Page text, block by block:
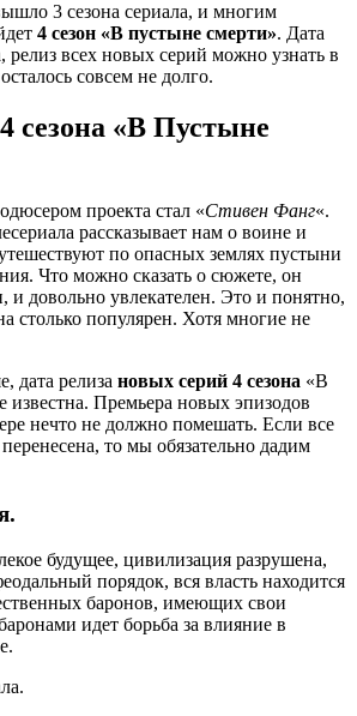
3 сезона сериала, и многим
4 сезон «В пустыне смерти». Дата
релиз всех новых серий можно узнать в
совсем не долго.
сезона «В Пустыне
проекта стал «Стивен Фанг«.
рассказывает нам о воине и
по опасных землях пустыни
Что можно сказать о сюжете, он
и довольно увлекателен. Это и понятно,
столько популярен. Хотя многие не
дата релиза новых серий 4 сезона «В
известна. Премьера новых эпизодов
нечто не должно помешать. Если все
то мы обязательно дадим
будущее, цивилизация разрушена,
порядок, вся власть находится
баронов, имеющих свои
идет борьба за влияние в